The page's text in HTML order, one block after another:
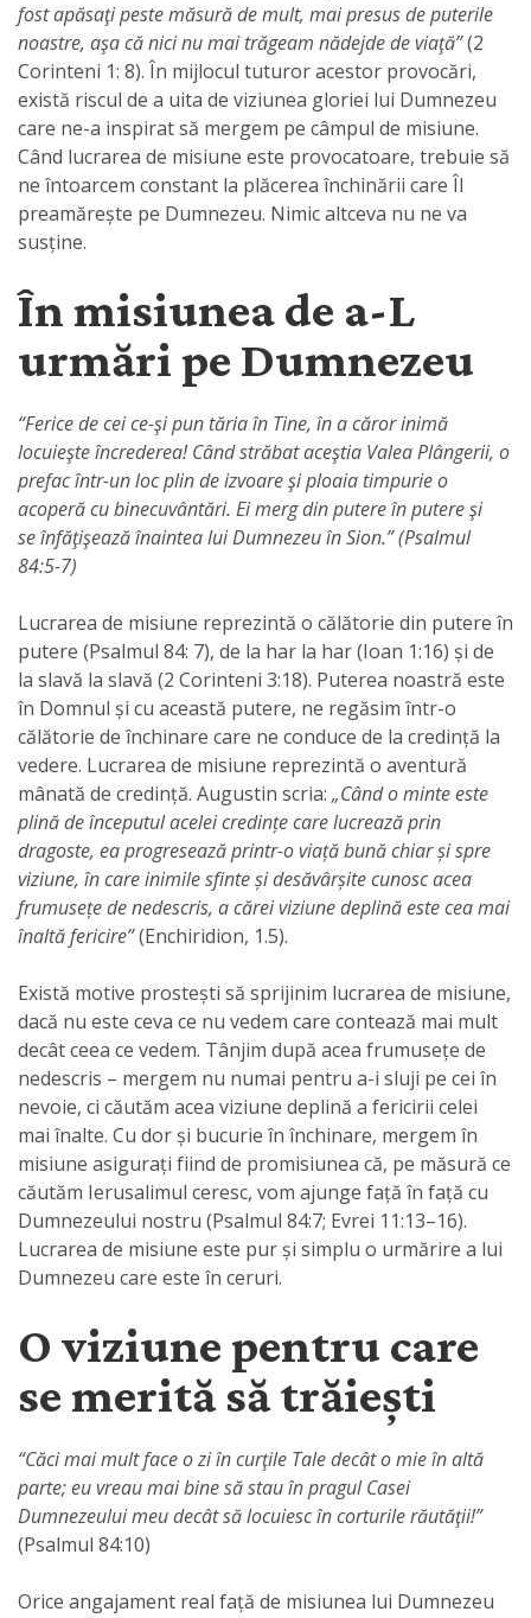
fost apăsaţi peste măsură de mult, mai presus de puterile
noastre, aşa că nici nu mai trăgeam nădejde de viaţă”(2
Corinteni 1: 8). În mijlocul tuturor acestor provocări,
există riscul de a uita de viziunea gloriei lui Dumnezeu
care ne-a inspirat să mergem pe câmpul de misiune.
Când lucrarea de misiune este provocatoare, trebuie să
ne întoarcem constant la plăcerea închinării care Îl
preamărește pe Dumnezeu. Nimic altceva nu ne va
susține.
În misiunea de a-L
urmări pe Dumnezeu
“Ferice de cei ce-şi pun tăria în Tine, în a căror inimă
locuieşte încrederea! Când străbat aceştia Valea Plângerii, o
prefac într-un loc plin de izvoare şi ploaia timpurie o
acoperă cu binecuvântări. Ei merg din putere în putere şi
se înfăţişează înaintea lui Dumnezeu în Sion.” (Psalmul
84:5-7)
Lucrarea de misiune reprezintă o călătorie din putere în
putere (Psalmul 84: 7), de la har la har (Ioan 1:16) și de
la slavă la slavă (2 Corinteni 3:18). Puterea noastră este
în Domnul și cu această putere, ne regăsim într-o
călătorie de închinare care ne conduce de la credință la
vedere. Lucrarea de misiune reprezintă o aventură
mânată de credință. Augustin scria: „Când o minte este
plină de începutul acelei credințe care lucrează prin
dragoste, ea progresează printr-o viață bună chiar și spre
viziune, în care inimile sfinte și desăvârșite cunosc acea
frumusețe de nedescris, a cărei viziune deplină este cea mai
înaltă fericire”(Enchiridion, 1.5).
Există motive prostești să sprijinim lucrarea de misiune,
dacă nu este ceva ce nu vedem care contează mai mult
decât ceea ce vedem. Tânjim după acea frumusețe de
nedescris – mergem nu numai pentru a-i sluji pe cei în
nevoie, ci căutăm acea viziune deplină a fericirii celei
mai înalte. Cu dor și bucurie în închinare, mergem în
misiune asigurați fiind de promisiunea că, pe măsură ce
căutăm Ierusalimul ceresc, vom ajunge față în față cu
Dumnezeului nostru (Psalmul 84:7; Evrei 11:13–16).
Lucrarea de misiune este pur și simplu o urmărire a lui
Dumnezeu care este în ceruri.
O viziune pentru care
se merită să trăiești
“Căci mai mult face o zi în curţile Tale decât o mie în altă
parte; eu vreau mai bine să stau în pragul Casei
Dumnezeului meu decât să locuiesc în corturile răutăţii!”
(Psalmul 84:10)
Orice angajament real față de misiunea lui Dumnezeu